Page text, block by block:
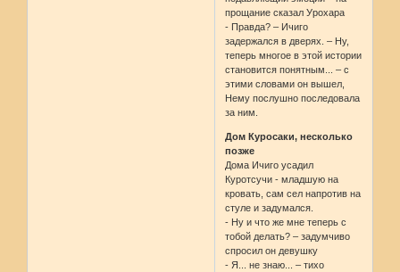
прощание сказал Урохара
- Правда? – Ичиго
задержался в дверях. – Ну,
теперь многое в этой истории
становится понятным... – с
этими словами он вышел,
Нему послушно последовала
за ним.
Дом Куросаки, несколько
позже
Дома Ичиго усадил
Куротсучи - младшую на
кровать, сам сел напротив на
стуле и задумался.
- Ну и что же мне теперь с
тобой делать? – задумчиво
спросил он девушку
- Я... не знаю... – тихо